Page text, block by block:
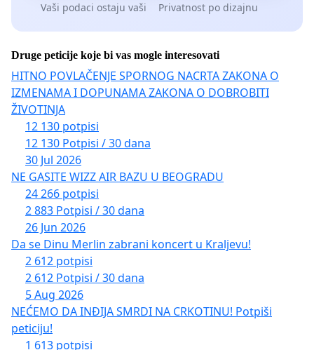
Vaši podaci ostaju vaši Privatnost po dizajnu
Druge peticije koje bi vas mogle interesovati
HITNO POVLAČENJE SPORNOG NACRTA ZAKONA O
IZMENAMA I DOPUNAMA ZAKONA O DOBROBITI
ŽIVOTINJA
12 130 potpisi
12 130 Potpisi / 30 dana
30 Jul 2026
NE GASITE WIZZ AIR BAZU U BEOGRADU
24 266 potpisi
2 883 Potpisi / 30 dana
26 Jun 2026
Da se Dinu Merlin zabrani koncert u Kraljevu!
2 612 potpisi
2 612 Potpisi / 30 dana
5 Aug 2026
NEĆEMO DA INĐIJA SMRDI NA CRKOTINU! Potpiši
peticiju!
1 613 potpisi